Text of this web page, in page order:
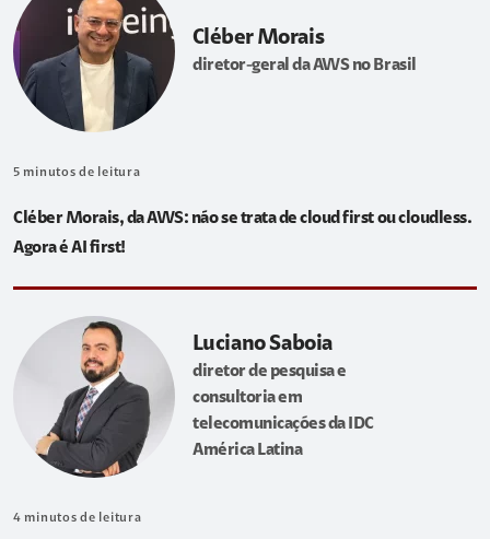
Cléber Morais
diretor-geral da AWS no Brasil
5 minutos de leitura
Cléber Morais, da AWS: não se trata de cloud first ou cloudless.
Agora é AI first!
Luciano Saboia
diretor de pesquisa e
consultoria em
telecomunicações da IDC
América Latina
4 minutos de leitura